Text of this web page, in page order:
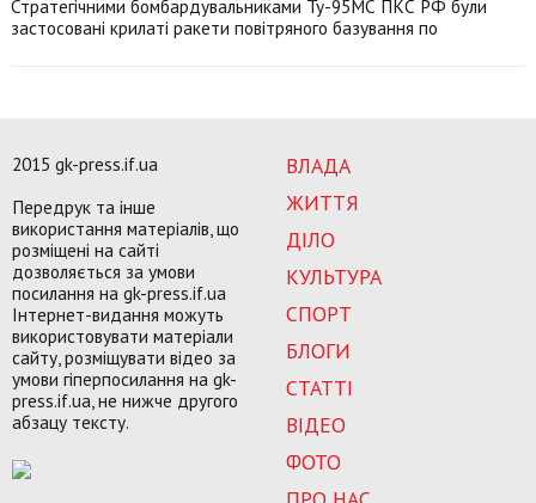
Стратегічними бомбардувальниками Ту-95МС ПКС РФ були
застосовані крилаті ракети повітряного базування по
ВЛАДА
ЖИТТЯ
ДІЛО
КУЛЬТУРА
СПОРТ
БЛОГИ
СТАТТІ
ВІДЕО
ФОТО
2015 gk-press.if.ua
Передрук та інше
використання матеріалів, що
розміщені на сайті
дозволяється за умови
посилання на gk-press.if.ua
Інтернет-видання можуть
використовувати матеріали
сайту, розміщувати відео за
умови гіперпосилання на gk-
press.if.ua, не нижче другого
абзацу тексту.